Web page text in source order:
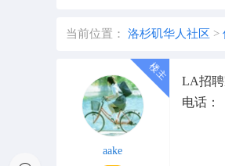
当前位置： 洛杉矶华人社区 >
aake
LA招聘
电话：